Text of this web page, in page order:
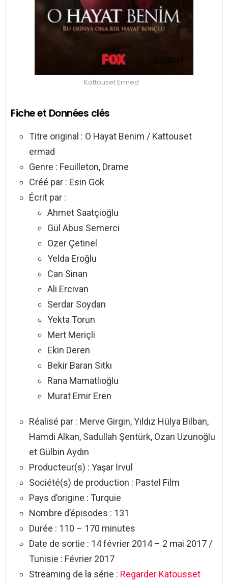
Kattouset Ermed
Fiche et Données clés
Titre original : O Hayat Benim / Kattouset
ermad
Genre : Feuilleton, Drame
Créé par : Esin Gök
Écrit par :
Ahmet Saatçioğlu
Gül Abus Semerci
Ozer Çetinel
Yelda Eroğlu
Can Sinan
Ali Ercivan
Serdar Soydan
Yekta Torun
Mert Meriçli
Ekin Deren
Bekir Baran Sıtkı
Rana Mamatlıoğlu
Murat Emir Eren
Réalisé par : Merve Girgin, Yıldız Hülya Bilban,
Hamdi Alkan, Sadullah Şentürk, Ozan Uzunoğlu
et Gülbin Aydın
Producteur(s) : Yaşar İrvul
Société(s) de production : Pastel Film
Pays d’origine : Turquie
Nombre d’épisodes : 131
Durée : 110 – 170 minutes
Date de sortie : 14 février 2014 – 2 mai 2017 /
Tunisie : Février 2017
Streaming de la série : Regarder Katousset